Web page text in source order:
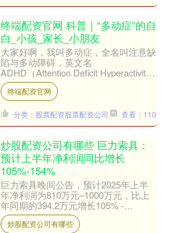
终端配资官网 科普｜“多动症”的自
白_小孩_家长_小朋友
大家好啊，我叫多动症，全名叫注意缺
陷与多动障碍，英文名
ADHD（Attention Deficit Hyperactivity
Disorder）。估计很多人都....
终端配资官网
分类：股票配资股票配资公司 查看：110
炒股配资公司有哪些 巨力索具：
预计上半年净利润同比增长
105%-154%
巨力索具晚间公告，预计2025年上半
年净利润为810万元–1000万元，比上
年同期的394.2万元增长105% -
154%。 举报 相关阅读 财政部：将于7
月....
炒股配资公司有哪些